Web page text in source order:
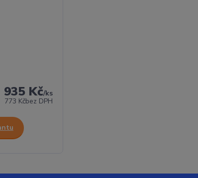
935 Kč/ks
773 Kčbez DPH